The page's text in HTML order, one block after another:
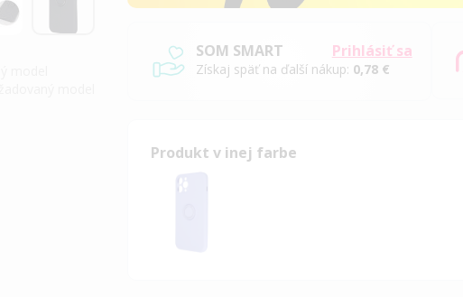
Prihlásiť sa
SOM SMART
Získaj späť na ďalší nákup: 0,78 €
Produkt v inej farbe